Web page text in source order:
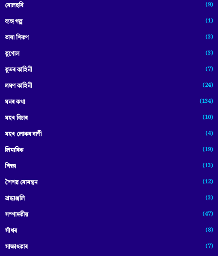
বোলছবি (9)
ব্যঙ্গ গল্প (1)
ভাষা শিকণ (3)
ভূগোল (3)
ভূতৰ কাহিনী (7)
ভ্ৰমণ কাহিনী (24)
মনৰ কথা (134)
মহৎ বিচাৰ (10)
মহৎ লোকৰ বাণী (4)
লিমাৰিক (19)
শিক্ষা (13)
শৈশৱ ৰোমন্থন (12)
শ্ৰদ্ধাঞ্জলি (3)
সম্পাদকীয় (47)
সাঁথৰ (8)
সাক্ষাৎকাৰ (7)